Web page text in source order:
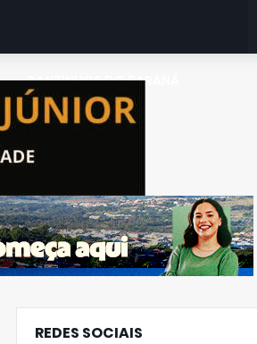
CANTINHOS DO PARANÁ
REDES SOCIAIS